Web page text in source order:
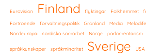
Eurovision Finland flyktingar Folkhemmet
Förtroende
förvaltningspolitik Grönland Media
Nordeuropa
nordiska samarbet Norge parlamentarism
språkkunskaper språkminoritet Sverige USA